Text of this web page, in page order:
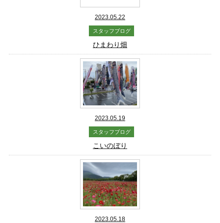
2023.05.22
スタッフブログ
ひまわり畑
2023.05.19
スタッフブログ
こいのぼり
2023.05.18